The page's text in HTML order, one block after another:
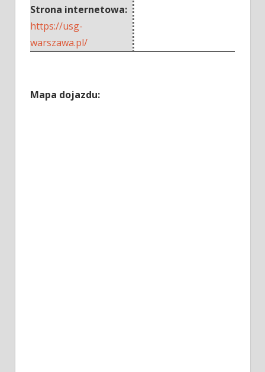
Strona internetowa:
https://usg-
warszawa.pl/
Mapa dojazdu: